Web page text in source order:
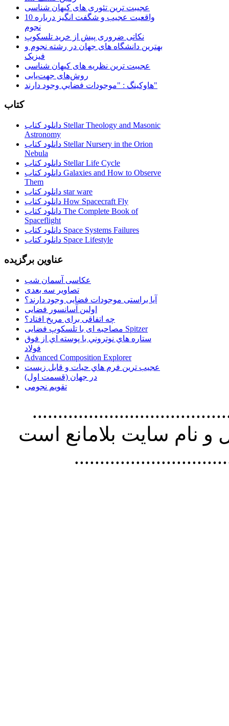
عجیبت ترین تئوری های کیهان شناسی
10 واقعیت عجیب و شگفت انگیز درباره
نجوم
نکاتی ضروری پیش از خرید تلسکوپ
بهترین دانشگاه های جهان در رشته نجوم و
فیزیک
عجیبت ترین نظریه های کیهان شناسی
روش‌های جهت‌یابی
هاوكينگ : "موجودات فضايي وجود دارند"
کتاب
دانلود کتاب Stellar Theology and Masonic
Astronomy
دانلود کتاب Stellar Nursery in the Orion
Nebula
دانلود کتاب Stellar Life Cycle
دانلود کتاب Galaxies and How to Observe
Them
دانلود کتاب star ware
دانلود کتاب How Spacecraft Fly
دانلود کتاب The Complete Book of
Spaceflight
دانلود کتاب Space Systems Failures
دانلود کتاب Space Lifestyle
عناوین برگزیده
عکاسی آسمان شب
تصاویر سه بعدی
آیا براستی موجودات فضایی وجود دارند؟
اولین آسانسور فضایی
چه اتفاقی برای مریخ افتاد؟
مصاحبه ای با تلسکوپ فضایی Spitzer
ستاره هاي نوتروني با پوسته اي از فوق
فولاد
Advanced Composition Explorer
عجیب ترین فرم هاي حيات و قابل زيست
در جهان (قسمت اول)
تقویم نجومی
استفاده از
نام سايت بلامانع است